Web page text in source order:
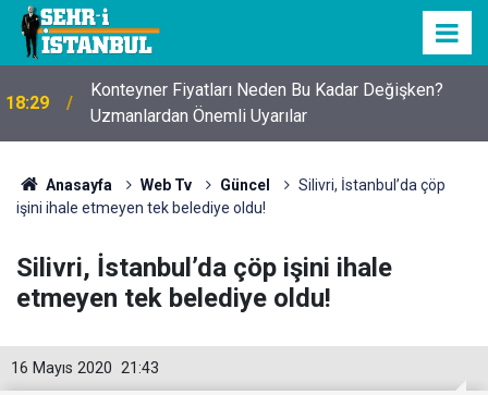
18:29
Konteyner Fiyatları Neden Bu Kadar Değişken?
Uzmanlardan Önemli Uyarılar
Anasayfa Web Tv Güncel
Silivri, İstanbul’da çöp
işini ihale etmeyen tek belediye oldu!
Silivri, İstanbul’da çöp işini ihale
etmeyen tek belediye oldu!
21:43
16 Mayıs 2020